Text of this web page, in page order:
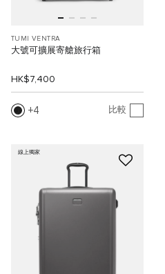
TUMI VENTRA
大號可擴展寄艙旅行箱
HK$7,400
4 比較
線上獨家